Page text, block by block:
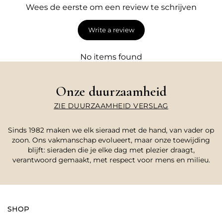
Wees de eerste om een review te schrijven
Write a review
No items found
Onze duurzaamheid
ZIE DUURZAAMHEID VERSLAG
Sinds 1982 maken we elk sieraad met de hand, van vader op
zoon. Ons vakmanschap evolueert, maar onze toewijding
blijft: sieraden die je elke dag met plezier draagt,
verantwoord gemaakt, met respect voor mens en milieu.
SHOP